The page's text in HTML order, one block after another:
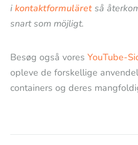
i kontaktformuläret så
snart som möjligt.
Besøg også vores YouTube-
opleve de forskellige
containers og deres